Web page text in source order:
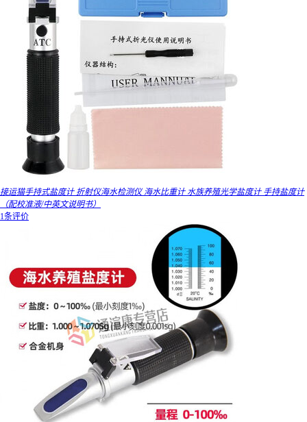
接运猫手持式盐度计 折射仪海水检测仪 海水比重计 水族养殖光学盐度计 手持盐度计
（配校准液/中英文说明书）
1条评价